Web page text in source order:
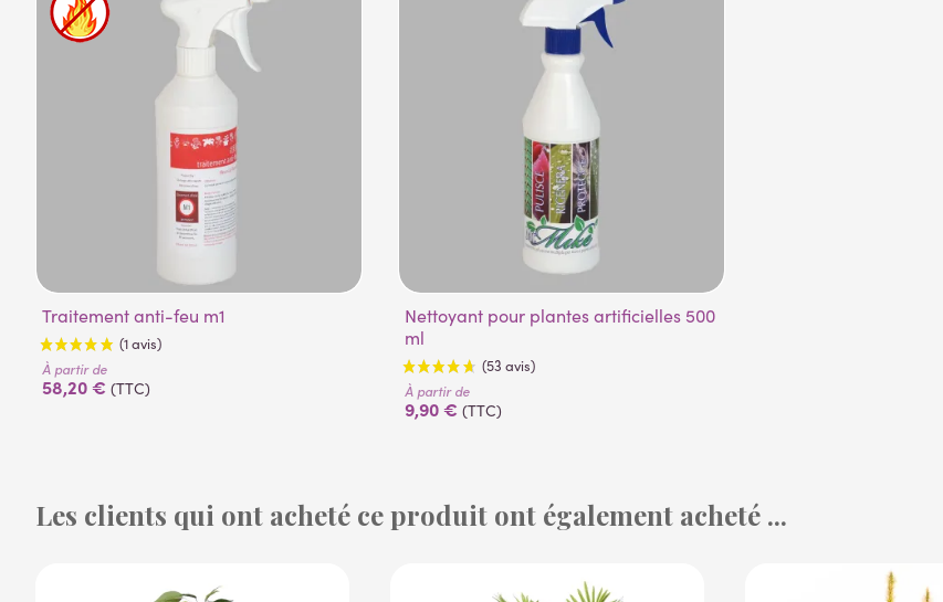
Traitement anti-feu m1
À partir de
58,20 € (TTC)
Nettoyant pour plantes artificielles 500
ml
À partir de
9,90 € (TTC)
Les clients qui ont acheté ce produit ont également acheté ...